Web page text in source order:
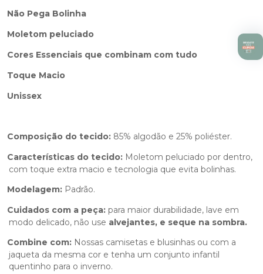
Não Pega Bolinha
Moletom peluciado
Cores Essenciais que combinam com tudo
Toque Macio
Unissex
Composição do tecido: 85% algodão e 25% poliéster.
Características do tecido: Moletom peluciado por dentro,
com toque extra macio e tecnologia que evita bolinhas.
Modelagem: Padrão.
Cuidados com a peça: para maior durabilidade, lave em
modo delicado, não use alvejantes, e seque na sombra.
Combine com: Nossas camisetas e blusinhas ou com a
jaqueta da mesma cor e tenha um conjunto infantil
quentinho para o inverno.